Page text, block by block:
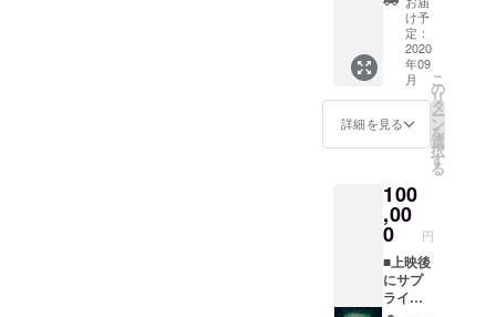
のオー
プニン
グクレ
ジット
映像に
掲載 ※
に巨大
スク
前がな
がれま
す。 ※
こちら
からの
メール
に記入
カーに
て他も
ご案内
できま
す。海
カフェ
巡りか
ポット
まで。
ご相談
くださ
い。 ※
下田
じゃな
※上映の
オペ
レー
ション
などが
必要な
場合
遣可能
です。
その
場合、
現場稼
働３時
間
■公式
ホーム
ページ
にスポ
ンサー
タグ掲
載 公
ポン
サーで
リンク
タグを
貼り付
けま
す。 ■
ず、社
員証や
名刺な
どその
会社に
所属し
ている
ことが
分かる
お持ち
くださ
い） ※
シア
ターの
グラン
ドオー
告を放
送しま
す。 ※
開催期
間中流
し続け
ます。
※シア
ターの
ドオー
プンが
10月の
場合
は、リ
ターン
スター
け予
定：
2020
年09
月
詳細を見る
こ
の
リ
タ
ー
ン
を
選
択
す
る
100
,00
0 円
■上映後
にサプ
ライズ